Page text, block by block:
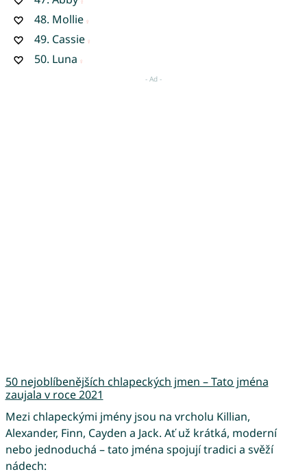
48. Mollie
49. Cassie
50. Luna
50 nejoblíbenějších chlapeckých jmen – Tato jména
zaujala v roce 2021
Mezi chlapeckými jmény jsou na vrcholu Killian,
Alexander, Finn, Cayden a Jack. Ať už krátká, moderní
nebo jednoduchá – tato jména spojují tradici a svěží
nádech: